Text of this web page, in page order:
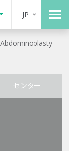
JP
Abdominoplasty
センター